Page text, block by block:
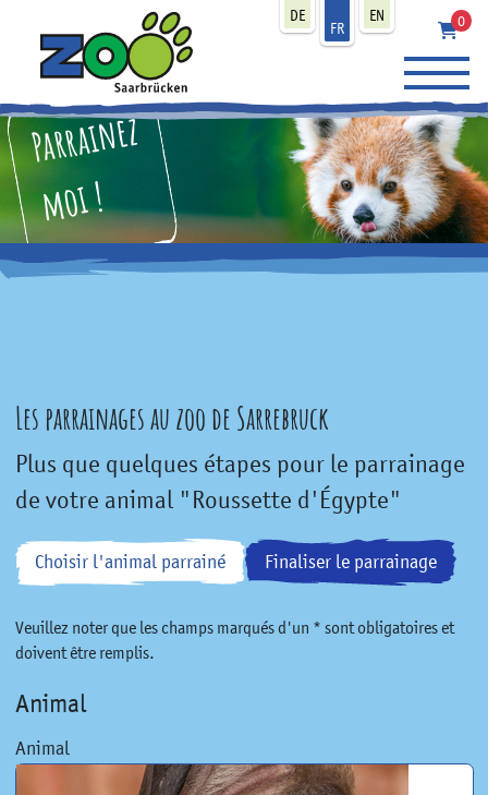
DE
FR
EN 0
Parrainez
moi !
Les parrainages au zoo de Sarrebruck
Plus que quelques étapes pour le parrainage
de votre animal "Roussette d'Égypte"
Choisir l'animal parrainé Finaliser le parrainage
Veuillez noter que les champs marqués d'un * sont obligatoires et
doivent être remplis.
Animal
Animal